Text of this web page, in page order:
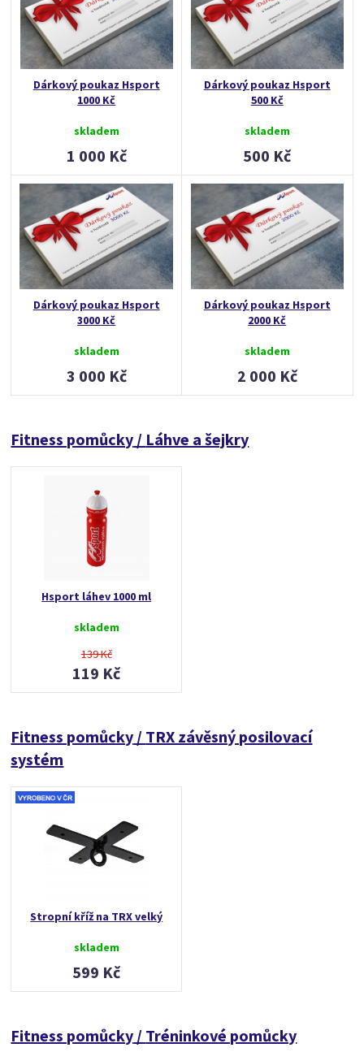
Dárkový poukaz Hsport
1000 Kč
skladem
1 000 Kč
Dárkový poukaz Hsport
500 Kč
skladem
500 Kč
Dárkový poukaz Hsport
3000 Kč
skladem
3 000 Kč
Dárkový poukaz Hsport
2000 Kč
skladem
2 000 Kč
Fitness pomůcky / Láhve a šejkry
Hsport láhev 1000 ml
skladem
139 Kč
119 Kč
Fitness pomůcky / TRX závěsný posilovací
systém
Stropní kříž na TRX velký
skladem
599 Kč
Fitness pomůcky / Tréninkové pomůcky